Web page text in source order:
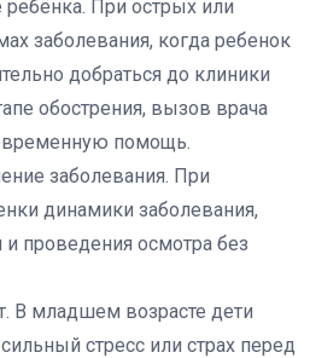
ребёнка. При острых или
заболевания, когда ребенок
добраться до клиники
обострения, вызов врача
помощь.
заболевания. При
динамики заболевания,
и проведения осмотра без
В младшем возрасте дети
стресс или страх перед